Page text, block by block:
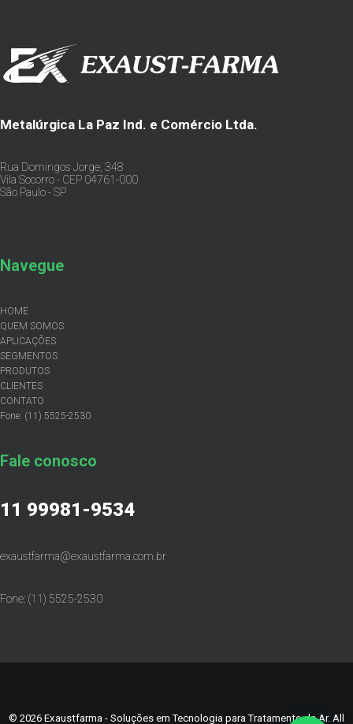
Metalúrgica La Paz Ind. e Comércio Ltda.
Rua Domingos Jorge, 348
Vila Socorro - CEP 04761-000
São Paulo - SP
Navegue
HOME
QUEM SOMOS
APLICAÇÕES
SEGMENTOS
PRODUTOS
CLIENTES
CONTATO
Fone: (11) 5525-2530
Fale conosco
11 99981-9534
exaustfarma@exaustfarma.com.br
Fone: (11) 5525-2530
© 2026 Exaustfarma - Soluções em Tecnologia para Tratamento de Ar. All